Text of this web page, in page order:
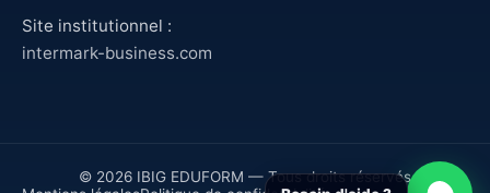
Site institutionnel :
intermark-business.com
© 2026 IBIG EDUFORM — Tous droits réservés